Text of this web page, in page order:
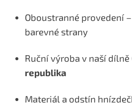
Oboustranné provedení
barevné strany
Ruční výroba v naší dílně
republika
Materiál a odstín